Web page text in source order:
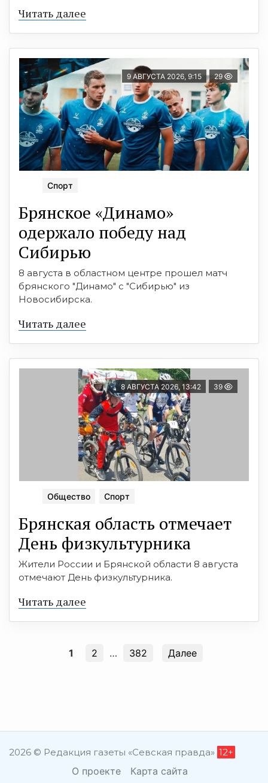
Читать далее
9 АВГУСТА 2026, 9:15 29
Спорт
Брянское «Динамо»
одержало победу над
Сибирью
8 августа в областном центре прошел матч
брянского "Динамо" с "Сибирью" из
Новосибирска.
Читать далее
8 АВГУСТА 2026, 13:42 39
Общество Спорт
Брянская область отмечает
День физкультурника
Жители России и Брянской области 8 августа
отмечают День физкультурника.
Читать далее
1 2 … 382 Далее
2026 © Редакция газеты «Севская правда» 12+
О проекте Карта сайта